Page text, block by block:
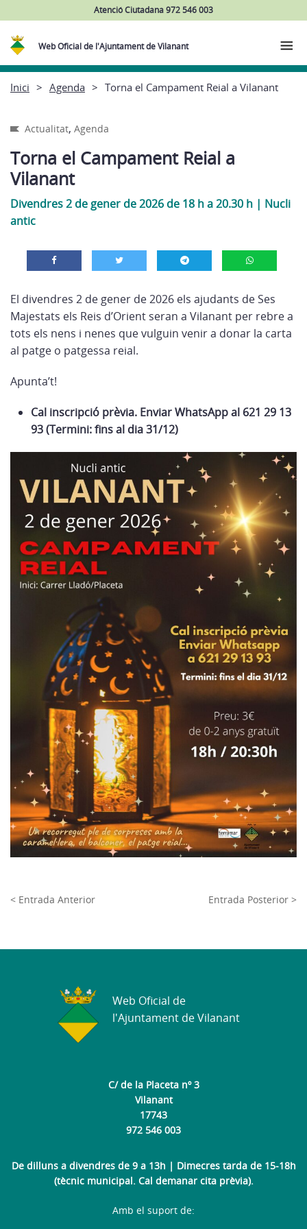
Atenció Ciutadana 972 546 003
Web Oficial de l'Ajuntament de Vilanant
Inici Agenda Torna el Campament Reial a Vilanant
Actualitat, Agenda
Torna el Campament Reial a
Vilanant
Divendres 2 de gener de 2026 de 18 h a 20.30 h | Nucli
antic
El divendres 2 de gener de 2026 els ajudants de Ses
Majestats els Reis d’Orient seran a Vilanant per rebre a
tots els nens i nenes que vulguin venir a donar la carta
al patge o patgessa reial.
Apunta’t!
Cal inscripció prèvia. Enviar WhatsApp al 621 29 13
93 (Termini: fins al dia 31/12)
< Entrada Anterior Entrada Posterior >
C/ de la Placeta nº 3
Vilanant
17743
972 546 003
De dilluns a divendres de 9 a 13h | Dimecres tarda de 15-18h
(tècnic municipal. Cal demanar cita prèvia).
Web Oficial de
l'Ajuntament de Vilanant
Amb el suport de: